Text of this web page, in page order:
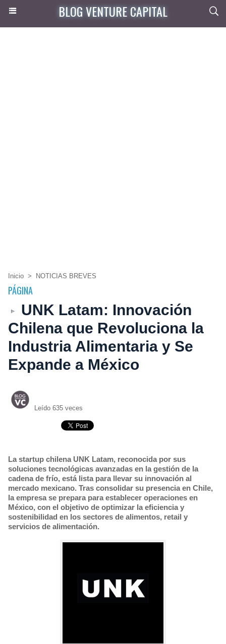
BLOG VENTURE CAPITAL
Inicio > NOTICIAS BREVES
PÁGINA
UNK Latam: Innovación
Chilena que Revoluciona la
Industria Alimentaria y Se
Expande a México
Leído 635 veces
La startup chilena UNK Latam, reconocida por sus
soluciones tecnológicas avanzadas en la gestión de la
cadena de frío, está lista para llevar su innovación al
mercado mexicano. Tras consolidar su presencia en Chile,
la empresa se prepara para establecer operaciones en
México, con el objetivo de optimizar la eficiencia y
sostenibilidad en los sectores de alimentos, retail y
servicios de alimentación.